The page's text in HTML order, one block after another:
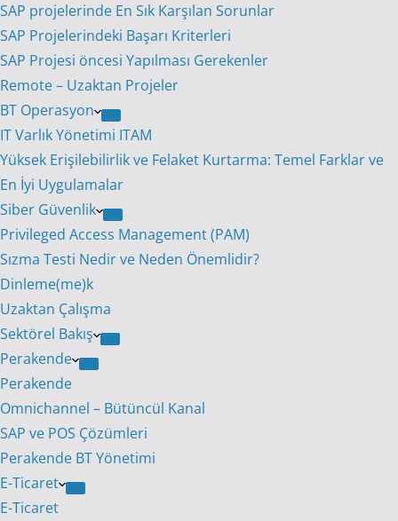
SAP projelerinde En Sık Karşılan Sorunlar
SAP Projelerindeki Başarı Kriterleri
SAP Projesi öncesi Yapılması Gerekenler
Remote – Uzaktan Projeler
BT Operasyon
IT Varlık Yönetimi ITAM
Yüksek Erişilebilirlik ve Felaket Kurtarma: Temel Farklar ve
En İyi Uygulamalar
Siber Güvenlik
Privileged Access Management (PAM)
Sızma Testi Nedir ve Neden Önemlidir?
Dinleme(me)k
Uzaktan Çalışma
Sektörel Bakış
Perakende
Perakende
Omnichannel – Bütüncül Kanal
SAP ve POS Çözümleri
Perakende BT Yönetimi
E-Ticaret
E-Ticaret